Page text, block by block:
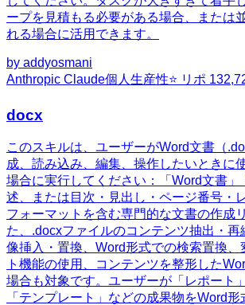
ープを見積もる必要がある場合、または
れる場合に活用できます。
by addyosmani
Anthropic Claude個人生産性⭐ リポ
docx
このスキルは、ユーザーがWord文書（
成、読み込み、編集、操作したいときに
場合に実行してください：「Word文書」
述、または目次・見出し・ページ番号・
フォーマットを含む専門的な文書の作成
た、.docxファイルのコンテンツ抽出・再
像挿入・置換、Word形式での検索置換、
ト機能の使用、コンテンツを整形した
場合も対象です。ユーザーが「レポート
「テンプレート」などの成果物をWord